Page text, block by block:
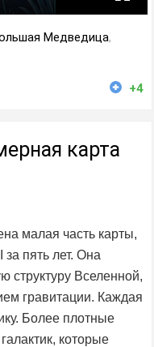
Медведица,
+4
карта
малая часть карты,
пять лет. Она
структуру Вселенной,
гравитации. Каждая
Более плотные
которые